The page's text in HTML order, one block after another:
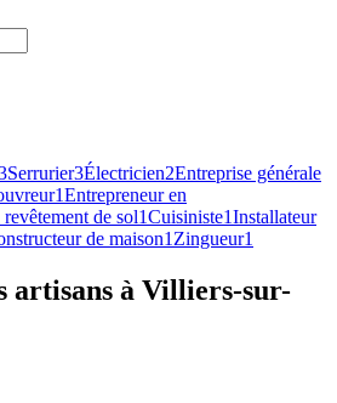
Serrurier3Électricien2Entreprise générale
1Entrepreneur en
de sol1Cuisiniste1Installateur
de maison1 Zingueur1
artisans à Villiers-sur-